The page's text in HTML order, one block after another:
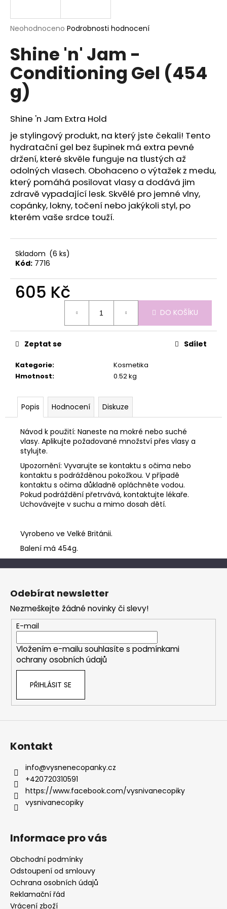
Průměrné
produktu
je
0,0
z
5
hvězdiček.
Neohodnoceno Podrobnosti hodnocení
Shine 'n' Jam -
Conditioning Gel (454
g)
Shine 'n Jam Extra Hold
je stylingový produkt, na který jste čekali! Tento
hydratační gel bez šupinek má extra pevné
držení, které skvěle funguje na tlustých až
odolných vlasech. Obohaceno o výtažek z medu,
který pomáhá posilovat vlasy a dodává jim
zdravě vypadající lesk. Skvělé pro jemné vlny,
copánky, lokny, točení nebo jakýkoli styl, po
kterém vaše srdce touží.
Skladom (6 ks)
Kód: 7716
605 Kč
DO KOŠÍKU
Kategorie:
Kosmetika
Hmotnost: 0.52 kg
Zeptat se Sdílet
Popis Hodnocení Diskuze
Návod k použití: Naneste na mokré nebo suché
vlasy. Aplikujte požadované množství přes vlasy a
stylujte.
Upozornění: Vyvarujte se kontaktu s očima nebo
kontaktu s podrážděnou pokožkou. V případě
kontaktu s očima důkladně opláchněte vodou.
Pokud podráždění přetrvává, kontaktujte lékaře.
Uchovávejte v suchu a mimo dosah dětí.
Vyrobeno ve Velké Británii.
Balení má 454g.
j
t
?
HLEDAT
D
o
p
o
r
u
u
e
Z
Odebírat newsletter
Nezmeškejte žádné novinky či slevy!
E-mail
Vložením e-mailu souhlasíte s podmínkami
ochrany osobních údajů
PŘIHLÁSIT SE
Kontakt
info@vysnenecopanky.cz
+420720310591
https://www.facebook.com/vysnivanecopiky
vysnivanecopiky
Informace pro vás
Obchodní podmínky
Odstoupení od smlouvy
Ochrana osobních údajů
Reklamační řád
Vrácení zboží